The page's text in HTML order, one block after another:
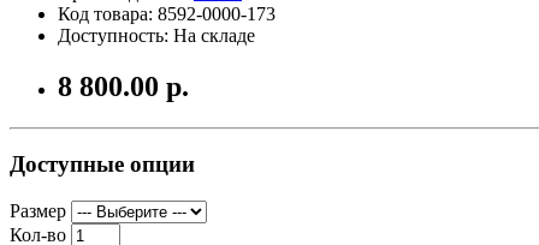
Код товара: 8592-0000-173
Доступность: На складе
8 800.00 р.
Доступные опции
Размер
Кол-во